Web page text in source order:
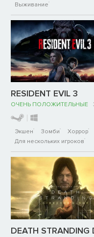
Выживание
RESIDENT EVIL 3
ОЧЕНЬ ПОЛОЖИТЕЛЬНЫЕ
Экшен Зомби Хоррор
Для нескольких игроков
DEATH STRANDING